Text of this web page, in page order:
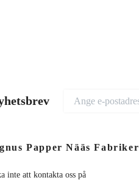
Papper Nääs Fabriker
inte att kontakta oss på